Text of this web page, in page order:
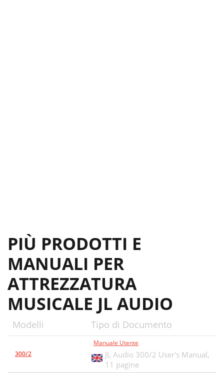
PIÙ PRODOTTI E
MANUALI PER
ATTREZZATURA
MUSICALE JL AUDIO
Modelli Tipo di Documento
300/2
Manuale Utente
JL Audio 300/2 User's Manual,
11 pagine